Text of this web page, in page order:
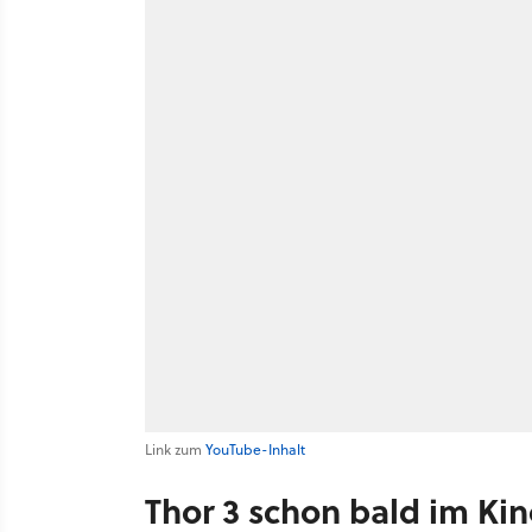
Link zum YouTube-Inhalt
Thor 3 schon bald im